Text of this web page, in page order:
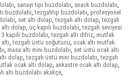
sanayi tipi buzdolabı snack buzdolabı
buzdolabı tezgahtip buzdolabı profesyonel
set altı dolap tezgah altı dolap tezgah
dolap üç kapılı buzdolabı tezgah seviyesi
3 kapili buzdolabı tezgah altı difriz mutfak
tezgah üstü soğutucu ocak altı mutfak
masa altı mini buzdolabı set üstü ocak altı
dolap tezgah üstü mini buzdolabı tezgah
ocak altı dolap ankastre ocak altı dolap
altı buzdolabı akakçe